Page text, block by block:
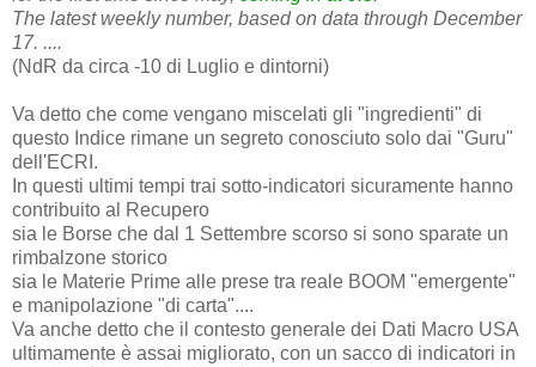
The latest weekly number, based on data through December
17. ....
(NdR da circa -10 di Luglio e dintorni)
Va detto che come vengano miscelati gli "ingredienti" di
questo Indice rimane un segreto conosciuto solo dai "Guru"
dell'ECRI.
In questi ultimi tempi trai sotto-indicatori sicuramente hanno
contribuito al Recupero
sia le Borse che dal 1 Settembre scorso si sono sparate un
rimbalzone storico
sia le Materie Prime alle prese tra reale BOOM "emergente"
e manipolazione "di carta"....
Va anche detto che il contesto generale dei Dati Macro USA
ultimamente è assai migliorato, con un sacco di indicatori in